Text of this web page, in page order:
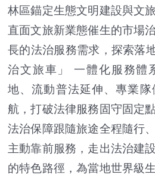
林區錨定生態文明建設與文
直面文旅新業態催生的市場
長的法治服務需求，探索落
治文旅車」 一體化服務體
地、流動普法延伸、專業
航，打破法律服務固守固定
法治保障跟隨旅途全程隨行
主動靠前服務，走出法治建
的特色路徑，為當地世界級